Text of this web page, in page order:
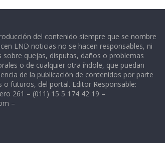
del contenido siempre que se nombre
LND noticias no se hacen responsables, ni
sobre quejas, disputas, daños o problemas
o de cualquier otra índole, que puedan
de la publicación de contenidos por parte
o futuros, del portal. Editor Responsable:
261 – (011) 15 5 174 42 19 –
–